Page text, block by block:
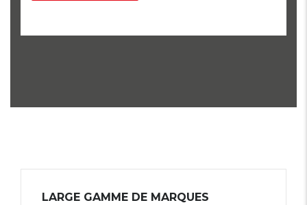
LARGE GAMME DE MARQUES